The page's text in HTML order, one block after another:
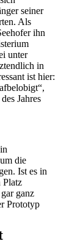
seiner
Als
ihn
unter
in
ist hier:
Jahres
die
Ist es in
Platz
ganz
Prototyp